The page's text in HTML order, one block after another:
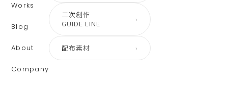
Works
Blog
About
Company
二次創作
GUIDE LINE
›
配布素材 ›